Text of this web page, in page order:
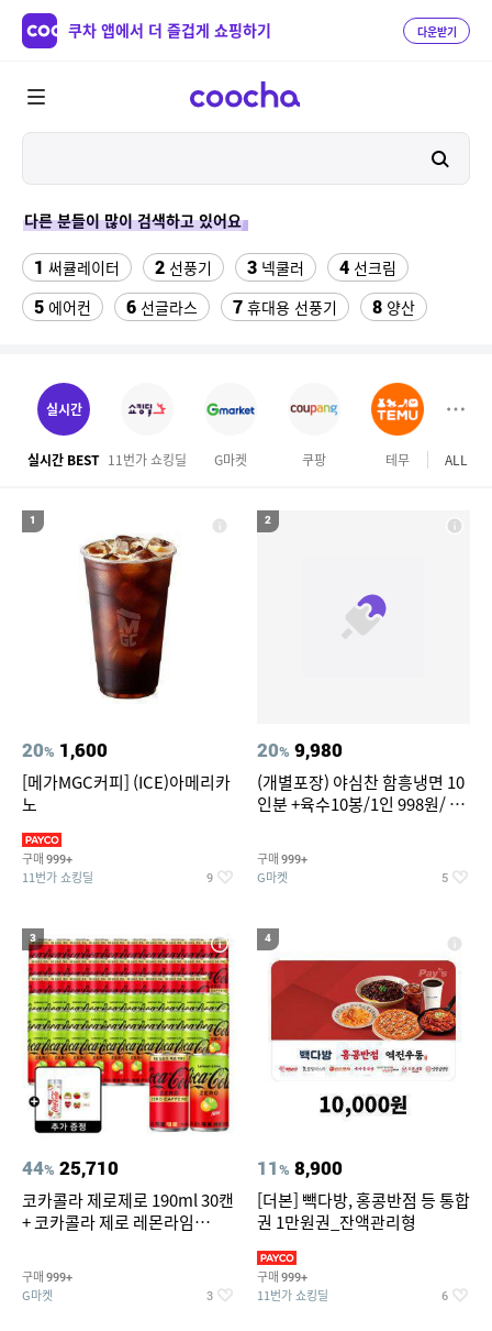
쿠차 앱에서 더 즐겁게 쇼핑하기 다운받기
다른 분들이 많이 검색하고 있어요
1 써큘레이터 2 선풍기 3 넥쿨러 4 선크림
5 에어컨 6 선글라스 7 휴대용 선풍기 8 양산
12 팔찌부자재
14 롯데월드 자유이용권 16 엄마옷
17 엘칸토 18 kfc 19 슬리퍼 ALL
실시간
실시간 BEST 11번가 쇼킹딜 G마켓 쿠팡 테무 마이리
1
20% 1,600
[메가MGC커피] (ICE)아메리카
노
구매 999+
11번가 쇼킹딜 9
2
20% 9,980
(개별포장) 야심찬 함흥냉면 10
인분 +육수10봉/1인 998원/ 머
구매 999+
G마켓 5
3
44% 25,710
코카콜라 제로제로 190ml 30캔
+ 코카콜라 제로 레몬라임
티커 세트
구매 999+
G마켓 3
4
11% 8,900
[더본] 빽다방, 홍콩반점 등 통합
권 1만원권_잔액관리형
구매 999+
11번가 쇼킹딜 6